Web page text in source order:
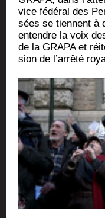
vice fédé­ral des
sées se tiennent à
entendre la voix
de la GRAPA et
sion de l’arrêté